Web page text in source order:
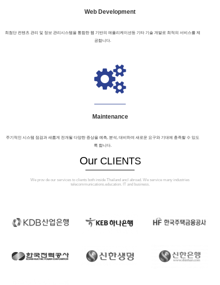
Web Development
최첨단 컨텐츠 관리 및 정보 관리시스템을 통합한 웹 기반의 애플리케이션등 기타 기술 개발로 최적의 서비스를 제
공합니다.
Maintenance
주기적인 시스템 점검과 새롭게 전개될 다양한 증상을 예측, 분석, 대비하여 새로운 요구와 기대에 충족할 수 있도
록 합니다.